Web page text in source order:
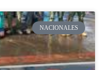
NACIONALES